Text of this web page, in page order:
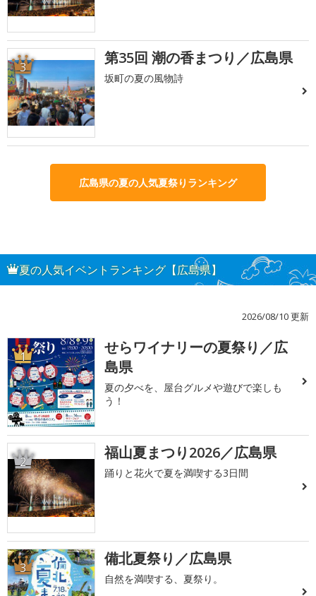
3 第35回 潮の香まつり／広島県
坂町の夏の風物詩
広島県の夏の人気夏祭りランキング
夏の人気イベントランキング【広島県】
2026/08/10 更新
1
せらワイナリーの夏祭り／広
島県
夏の夕べを、屋台グルメや遊びで楽しも
う！
2 福山夏まつり2026／広島県
踊りと花火で夏を満喫する3日間
3 備北夏祭り／広島県
自然を満喫する、夏祭り。